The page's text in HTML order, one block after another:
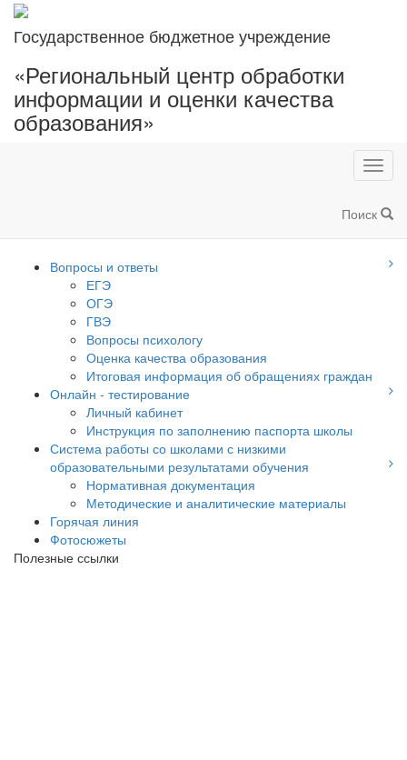
Государственное бюджетное учреждение
«Региональный центр обработки
информации и оценки качества
образования»
Поиск
Вопросы и ответы
ЕГЭ
ОГЭ
ГВЭ
Вопросы психологу
Оценка качества образования
Итоговая информация об обращениях граждан
Онлайн - тестирование
Личный кабинет
Инструкция по заполнению паспорта школы
Система работы со школами с низкими
образовательными результатами обучения
Нормативная документация
Методические и аналитические материалы
Горячая линия
Фотосюжеты
Полезные ссылки